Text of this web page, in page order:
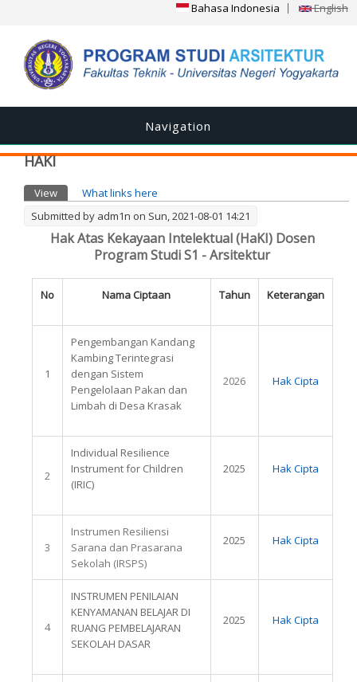
Bahasa Indonesia English
Navigation
HAKI
Primary tabs
View (active tab)
What links here
Submitted by adm1n on Sun, 2021-08-01 14:21
Hak Atas Kekayaan Intelektual (HaKI) Dosen
Program Studi S1 - Arsitektur
No Nama Ciptaan Tahun Keterangan
1
Pengembangan Kandang
Kambing Terintegrasi
dengan Sistem
Pengelolaan Pakan dan
Limbah di Desa Krasak
2026 Hak Cipta
2
Individual Resilience
Instrument for Children
(IRIC)
2025 Hak Cipta
3
Instrumen Resiliensi
Sarana dan Prasarana
Sekolah (IRSPS)
2025 Hak Cipta
4
INSTRUMEN PENILAIAN
KENYAMANAN BELAJAR DI
RUANG PEMBELAJARAN
SEKOLAH DASAR
2025 Hak Cipta